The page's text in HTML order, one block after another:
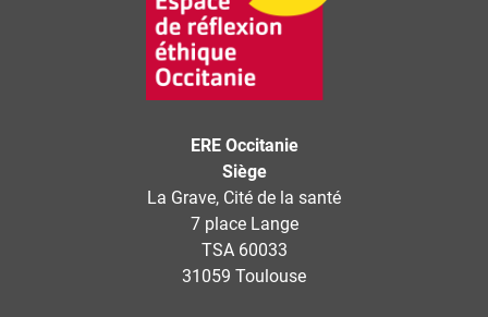
ERE Occitanie
Siège
La Grave, Cité de la santé
7 place Lange
TSA 60033
31059 Toulouse